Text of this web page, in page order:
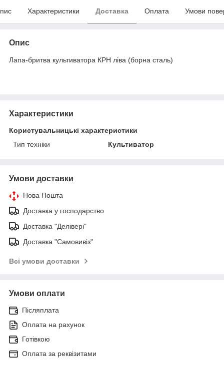
Характеристики Доставка Оплата Умови
Опис
Лапа-бритва культиватора КРН ліва (борна сталь)
Характеристики
Користувальницькі характеристики
Тип техніки
Культиватор
Умови доставки
Нова Пошта
Доставка у господарство
Доставка "Делівері"
Доставка "Самовивіз"
Всі умови доставки
Умови оплати
Післяплата
Оплата на рахунок
Готівкою
Оплата за реквізитами